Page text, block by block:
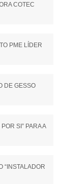
COTEC
PME LÍDER
DE GESSO
SI” PARA A
“INSTALADOR